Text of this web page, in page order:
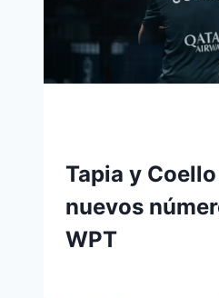
Tapia y
nuevos
WPT